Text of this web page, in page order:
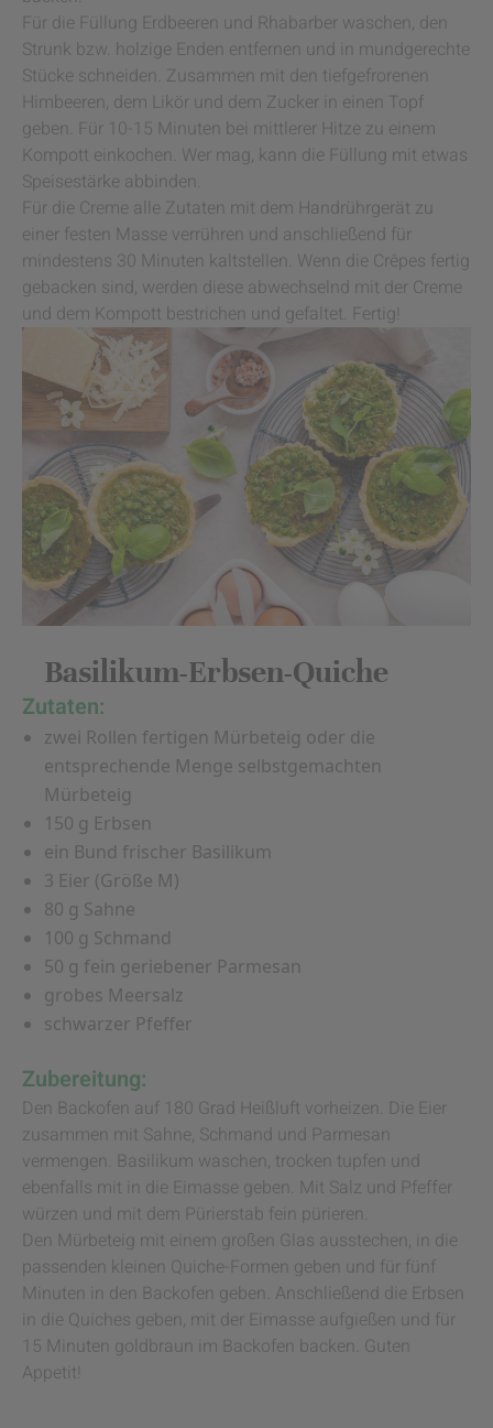
Für die Füllung Erdbeeren und Rhabarber waschen, den
Strunk bzw. holzige Enden entfernen und in mundgerechte
Stücke schneiden. Zusammen mit den tiefgefrorenen
Himbeeren, dem Likör und dem Zucker in einen Topf
geben. Für 10-15 Minuten bei mittlerer Hitze zu einem
Kompott einkochen. Wer mag, kann die Füllung mit etwas
Speisestärke abbinden.
Für die Creme alle Zutaten mit dem Handrührgerät zu
einer festen Masse verrühren und anschließend für
mindestens 30 Minuten kaltstellen. Wenn die Crêpes fertig
gebacken sind, werden diese abwechselnd mit der Creme
und dem Kompott bestrichen und gefaltet. Fertig!
Basilikum-Erbsen-Quiche
Zutaten:
zwei Rollen fertigen Mürbeteig oder die
entsprechende Menge selbstgemachten
Mürbeteig
150 g Erbsen
ein Bund frischer Basilikum
3 Eier (Größe M)
80 g Sahne
100 g Schmand
50 g fein geriebener Parmesan
grobes Meersalz
schwarzer Pfeffer
Zubereitung:
Den Backofen auf 180 Grad Heißluft vorheizen. Die Eier
zusammen mit Sahne, Schmand und Parmesan
vermengen. Basilikum waschen, trocken tupfen und
ebenfalls mit in die Eimasse geben. Mit Salz und Pfeffer
würzen und mit dem Pürierstab fein pürieren.
Den Mürbeteig mit einem großen Glas ausstechen, in die
passenden kleinen Quiche-Formen geben und für fünf
Minuten in den Backofen geben. Anschließend die Erbsen
in die Quiches geben, mit der Eimasse aufgießen und für
15 Minuten goldbraun im Backofen backen. Guten
Appetit!